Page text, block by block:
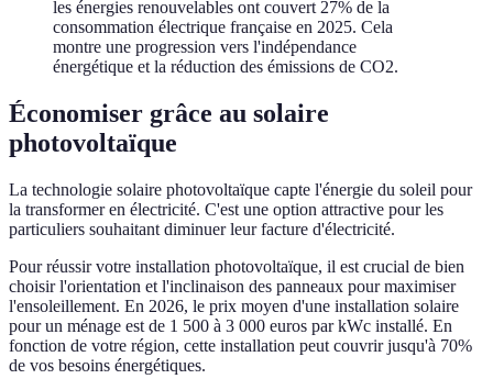
les énergies renouvelables ont couvert 27% de la
consommation électrique française en 2025. Cela
montre une progression vers l'indépendance
énergétique et la réduction des émissions de CO2.
Économiser grâce au solaire
photovoltaïque
La technologie solaire photovoltaïque capte l'énergie du soleil pour
la transformer en électricité. C'est une option attractive pour les
particuliers souhaitant diminuer leur facture d'électricité.
Pour réussir votre installation photovoltaïque, il est crucial de bien
choisir l'orientation et l'inclinaison des panneaux pour maximiser
l'ensoleillement. En 2026, le prix moyen d'une installation solaire
pour un ménage est de 1 500 à 3 000 euros par kWc installé. En
fonction de votre région, cette installation peut couvrir jusqu'à 70%
de vos besoins énergétiques.